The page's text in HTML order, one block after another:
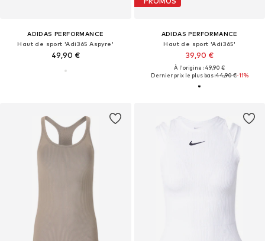
ADIDAS PERFORMANCE
Haut de sport 'Adi365 Aspyre'
49,90 €
ADIDAS PERFORMANCE
Haut de sport 'Adi365'
39,90 €
À l'origine : 49,90 €
Dernier prix le plus bas :44,90 €-11%